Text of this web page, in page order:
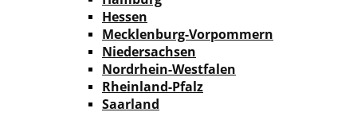
Hessen
Mecklenburg-Vorpommern
Niedersachsen
Nordrhein-Westfalen
Rheinland-Pfalz
Saarland